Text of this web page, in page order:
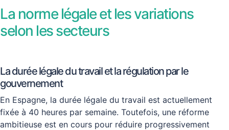
La norme légale et les variations
selon les secteurs
La durée légale du travail et la régulation par le
gouvernement
En Espagne, la durée légale du travail est actuellement
fixée à 40 heures par semaine. Toutefois, une réforme
ambitieuse est en cours pour réduire progressivement